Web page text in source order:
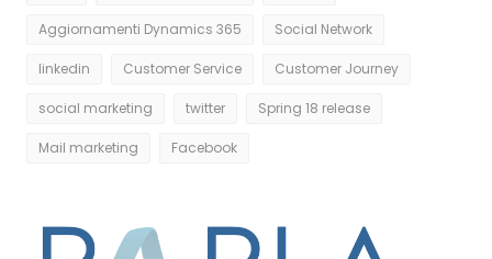
Aggiornamenti Dynamics 365 Social Network
linkedin Customer Service Customer Journey
social marketing twitter Spring 18 release
Mail marketing Facebook